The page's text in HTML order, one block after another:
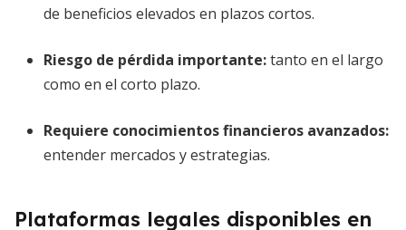
de beneficios elevados en plazos cortos.
Riesgo de pérdida importante:tanto en el largo
como en el corto plazo.
Requiere conocimientos financieros avanzados:
entender mercados y estrategias.
Plataformas legales disponibles en